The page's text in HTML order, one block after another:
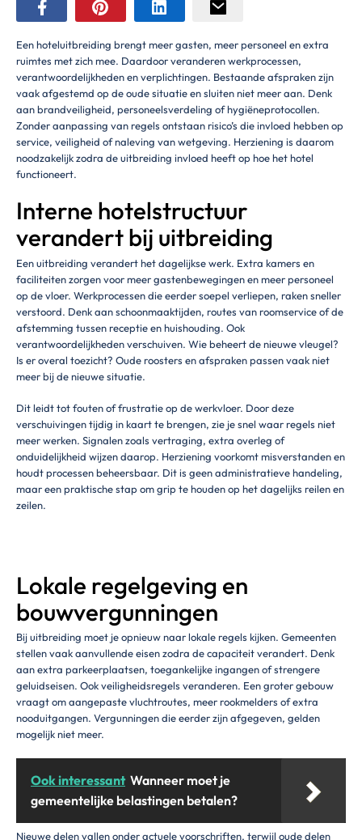
Een hoteluitbreiding brengt meer gasten, meer personeel en extra
ruimtes met zich mee. Daardoor veranderen werkprocessen,
verantwoordelijkheden en verplichtingen. Bestaande afspraken zijn
vaak afgestemd op de oude situatie en sluiten niet meer aan. Denk
aan brandveiligheid, personeelsverdeling of hygiëneprotocollen.
Zonder aanpassing van regels ontstaan risico’s die invloed hebben op
service, veiligheid of naleving van wetgeving. Herziening is daarom
noodzakelijk zodra de uitbreiding invloed heeft op hoe het hotel
functioneert.
Interne hotelstructuur
verandert bij uitbreiding
Een uitbreiding verandert het dagelijkse werk. Extra kamers en
faciliteiten zorgen voor meer gastenbewegingen en meer personeel
op de vloer. Werkprocessen die eerder soepel verliepen, raken sneller
verstoord. Denk aan schoonmaaktijden, routes van roomservice of de
afstemming tussen receptie en huishouding. Ook
verantwoordelijkheden verschuiven. Wie beheert de nieuwe vleugel?
Is er overal toezicht? Oude roosters en afspraken passen vaak niet
meer bij de nieuwe situatie.
Dit leidt tot fouten of frustratie op de werkvloer. Door deze
verschuivingen tijdig in kaart te brengen, zie je snel waar regels niet
meer werken. Signalen zoals vertraging, extra overleg of
onduidelijkheid wijzen daarop. Herziening voorkomt misverstanden en
houdt processen beheersbaar. Dit is geen administratieve handeling,
maar een praktische stap om grip te houden op het dagelijks reilen en
zeilen.
Lokale regelgeving en
bouwvergunningen
Bij uitbreiding moet je opnieuw naar lokale regels kijken. Gemeenten
stellen vaak aanvullende eisen zodra de capaciteit verandert. Denk
aan extra parkeerplaatsen, toegankelijke ingangen of strengere
geluidseisen. Ook veiligheidsregels veranderen. Een groter gebouw
vraagt om aangepaste vluchtroutes, meer rookmelders of extra
nooduitgangen. Vergunningen die eerder zijn afgegeven, gelden
mogelijk niet meer.
Ook interessant Wanneer moet je
gemeentelijke belastingen betalen?
Nieuwe delen vallen onder actuele voorschriften, terwijl oude delen